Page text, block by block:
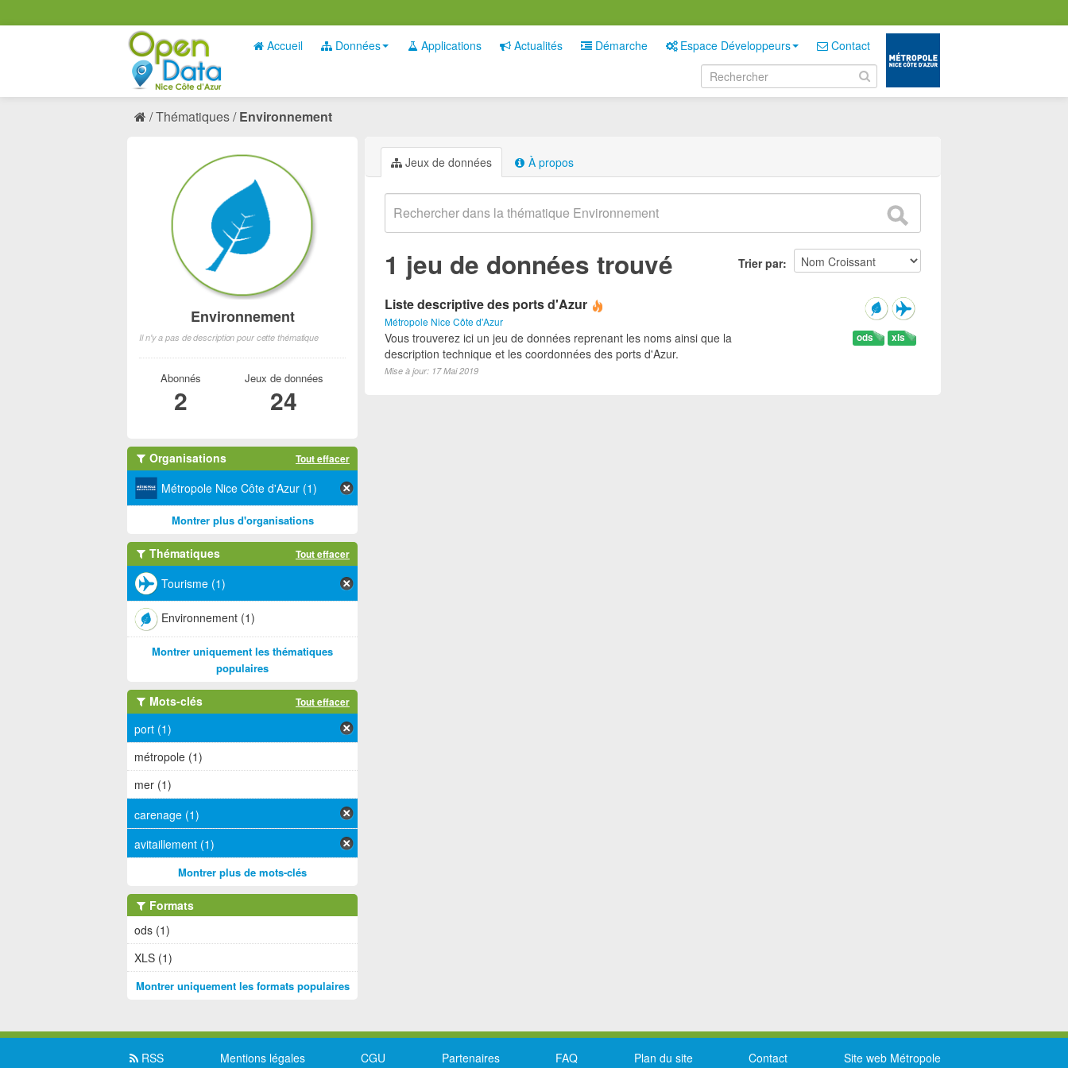
Accueil Données Applications Actualités Démarche Espace Développeurs Contact
Thématiques Environnement
Jeux de données À propos
Trier par
1 jeu de données trouvé
Liste descriptive des ports d'Azur
Métropole Nice Côte d'Azur
xls
ods
Vous trouverez ici un jeu de données reprenant les noms ainsi que la
description technique et les coordonnées des ports d'Azur.
Mise à jour: 17 Mai 2019
Environnement
Il n'y a pas de description pour cette thématique
Abonnés
2
Jeux de données
24
Organisations Tout effacer
Métropole Nice Côte d'Azur (1)
Montrer plus d'organisations
Thématiques Tout effacer
Tourisme (1)
Environnement (1)
Montrer uniquement les thématiques
populaires
Mots-clés Tout effacer
port (1)
métropole (1)
mer (1)
carenage (1)
avitaillement (1)
Montrer plus de mots-clés
Formats
ods (1)
XLS (1)
Montrer uniquement les formats populaires
RSS Mentions légales CGU Partenaires FAQ Plan du site Contact Site web Métropole